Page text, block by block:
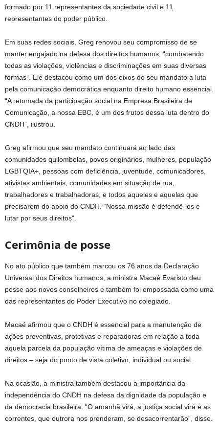
formado por 11 representantes da sociedade civil e 11
representantes do poder público.
Em suas redes sociais, Greg renovou seu compromisso de se
manter engajado na defesa dos direitos humanos, “combatendo
todas as violações, violências e discriminações em suas diversas
formas”. Ele destacou como um dos eixos do seu mandato a luta
pela comunicação democrática enquanto direito humano essencial.
“A retomada da participação social na Empresa Brasileira de
Comunicação, a nossa EBC, é um dos frutos dessa luta dentro do
CNDH”, ilustrou.
Greg afirmou que seu mandato continuará ao lado das
comunidades quilombolas, povos originários, mulheres, população
LGBTQIA+, pessoas com deficiência, juventude, comunicadores,
ativistas ambientais, comunidades em situação de rua,
trabalhadores e trabalhadoras, e todos aqueles e aquelas que
precisarem do apoio do CNDH. “Nossa missão é defendê-los e
lutar por seus direitos”.
Cerimônia de posse
No ato público que também marcou os 76 anos da Declaração
Universal dos Direitos humanos, a ministra Macaé Evaristo deu
posse aos novos conselheiros e também foi empossada como uma
das representantes do Poder Executivo no colegiado.
Macaé afirmou que o CNDH é essencial para a manutenção de
ações preventivas, protetivas e reparadoras em relação a toda
aquela parcela da população vítima de ameaças e violações de
direitos – seja do ponto de vista coletivo, individual ou social.
Na ocasião, a ministra também destacou a importância da
independência do CNDH na defesa da dignidade da população e
da democracia brasileira. “O amanhã virá, a justiça social virá e as
correntes, que outrora nos prenderam, se desacorrentarão”, disse.